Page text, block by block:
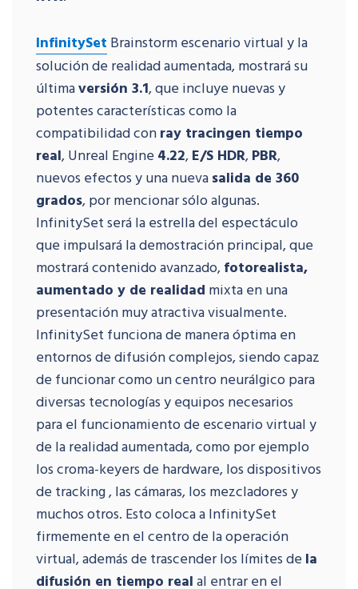
InfinitySet Brainstorm escenario virtual y la
solución de realidad aumentada, mostrará su
últimaversión 3.1, que incluye nuevas y
potentes características como la
compatibilidad conray tracingen tiempo
real, Unreal Engine 4.22,E/S HDR,PBR,
nuevos efectos y una nuevasalida de 360
grados, por mencionar sólo algunas.
InfinitySet será la estrella del espectáculo
que impulsará la demostración principal, que
mostrará contenido avanzado,fotorealista,
aumentado y de realidad mixta en una
presentación muy atractiva visualmente.
InfinitySet funciona de manera óptima en
entornos de difusión complejos, siendo capaz
de funcionar como un centro neurálgico para
diversas tecnologías y equipos necesarios
para el funcionamiento de escenario virtual y
de la realidad aumentada, como por ejemplo
los croma-keyers de hardware, los dispositivos
de tracking , las cámaras, los mezcladores y
muchos otros. Esto coloca a InfinitySet
firmemente en el centro de la operación
virtual, además de trascender los límites de la
difusión en tiempo realal entrar en el